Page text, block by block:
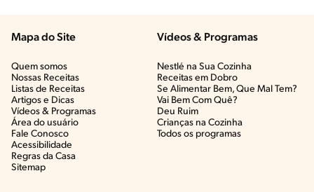
Mapa do Site
Quem somos
Nossas Receitas
Listas de Receitas​
Artigos e Dicas​
Vídeos & Programas​
Área do usuário
Fale Conosco
Acessibilidade
Regras da Casa
Sitemap
Vídeos & Programas​
Nestlé na Sua Cozinha
Receitas em Dobro
Se Alimentar Bem, Que Mal Tem?​
Vai Bem Com Quê?​
Deu Ruim​
Crianças na Cozinha​
Todos os programas